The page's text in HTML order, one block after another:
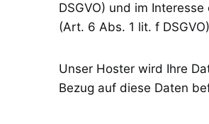
DSGVO) und im
(Art. 6 Abs. 1 lit. f
Unser Hoster wird Ihre
Bezug auf diese Daten